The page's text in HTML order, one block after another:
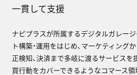
一貫して支援
ナビプラスが所属するデジタルガレージ
ト構築・運用をはじめ、マーケティング
正検知、決済まで多岐に渡るサービスを
買行動をカバーできるようなコマース